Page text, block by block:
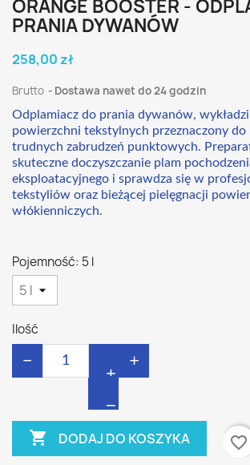
ORANGE BOOSTER -
PRANIA DYWANÓW
258,00 zł
Brutto Dostawa nawet do 24 godzin
Odplamiacz do prania dywanów,
powierzchni tekstylnych przeznaczony do
trudnych zabrudzeń punktowych.
skuteczne doczyszczanie plam
eksploatacyjnego i sprawdza się w
tekstyliów oraz bieżącej pielęgnacji
włókienniczych.
Pojemność: 5 l
Ilość
− +
 DODAJ DO KOSZYKA
favorite_border